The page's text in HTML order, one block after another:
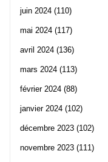
juin 2024 (110)
mai 2024 (117)
avril 2024 (136)
mars 2024 (113)
février 2024 (88)
janvier 2024 (102)
décembre 2023 (102)
novembre 2023 (111)